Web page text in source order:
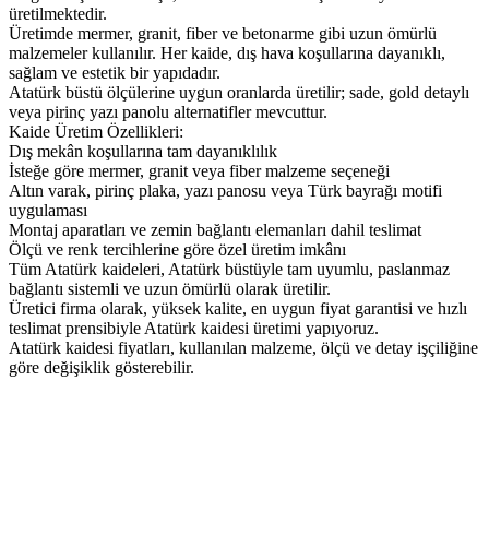
üretilmektedir.
Üretimde mermer, granit, fiber ve betonarme gibi uzun ömürlü
malzemeler kullanılır. Her kaide, dış hava koşullarına dayanıklı,
sağlam ve estetik bir yapıdadır.
Atatürk büstü ölçülerine uygun oranlarda üretilir; sade, gold detaylı
veya pirinç yazı panolu alternatifler mevcuttur.
Kaide Üretim Özellikleri:
Dış mekân koşullarına tam dayanıklılık
İsteğe göre mermer, granit veya fiber malzeme seçeneği
Altın varak, pirinç plaka, yazı panosu veya Türk bayrağı motifi
uygulaması
Montaj aparatları ve zemin bağlantı elemanları dahil teslimat
Ölçü ve renk tercihlerine göre özel üretim imkânı
Tüm Atatürk kaideleri, Atatürk büstüyle tam uyumlu, paslanmaz
bağlantı sistemli ve uzun ömürlü olarak üretilir.
Üretici firma olarak, yüksek kalite, en uygun fiyat garantisi ve hızlı
teslimat prensibiyle Atatürk kaidesi üretimi yapıyoruz.
Atatürk kaidesi fiyatları, kullanılan malzeme, ölçü ve detay işçiliğine
göre değişiklik gösterebilir.